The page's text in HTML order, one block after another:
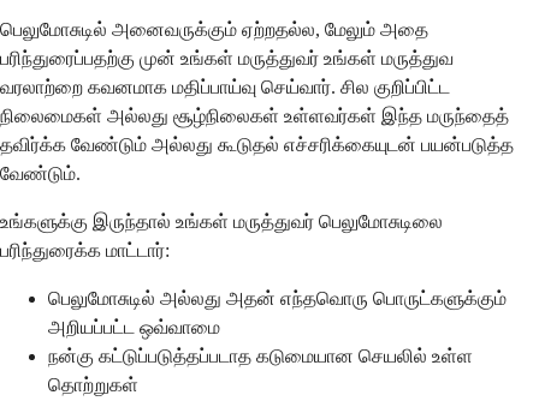
பெலுமோசுடில் அனைவருக்கும் ஏற்றதல்ல, மேலும் அதை
பரிந்துரைப்பதற்கு முன் உங்கள் மருத்துவர் உங்கள் மருத்துவ
வரலாற்றை கவனமாக மதிப்பாய்வு செய்வார். சில குறிப்பிட்ட
நிலைமைகள் அல்லது சூழ்நிலைகள் உள்ளவர்கள் இந்த மருந்தைத்
தவிர்க்க வேண்டும் அல்லது கூடுதல் எச்சரிக்கையுடன் பயன்படுத்த
வேண்டும்.
உங்களுக்கு இருந்தால் உங்கள் மருத்துவர் பெலுமோசுடிலை
பரிந்துரைக்க மாட்டார்:
பெலுமோசுடில் அல்லது அதன் எந்தவொரு பொருட்களுக்கும்
அறியப்பட்ட ஒவ்வாமை
நன்கு கட்டுப்படுத்தப்படாத கடுமையான செயலில் உள்ள
தொற்றுகள்